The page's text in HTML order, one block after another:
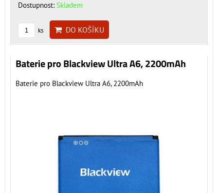
Dostupnost: Skladem
ks DO KOŠÍKU
Baterie pro Blackview Ultra A6, 2200mAh
Baterie pro Blackview Ultra A6, 2200mAh